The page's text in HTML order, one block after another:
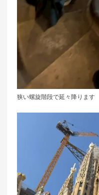
狭い螺旋階段で延々降ります